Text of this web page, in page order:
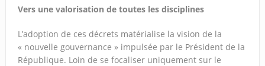
Vers une valorisation de toutes les disciplines
L’adoption de ces décrets matérialise la vision de la
« nouvelle gouvernance » impulsée par le Président de la
République. Loin de se focaliser uniquement sur le